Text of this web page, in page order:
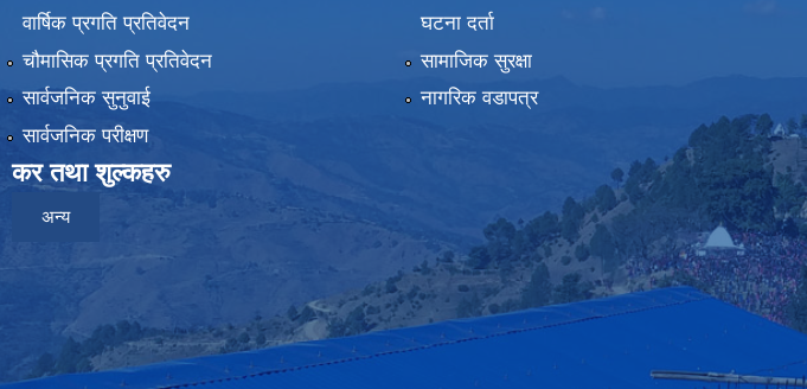
वार्षिक प्रगति प्रतिवेदन
चौमासिक प्रगति प्रतिवेदन
सार्वजनिक सुनुवाई
सार्वजनिक परीक्षण
कर तथा शुल्कहरु
अन्य
घटना दर्ता
सामाजिक सुरक्षा
नागरिक वडापत्र